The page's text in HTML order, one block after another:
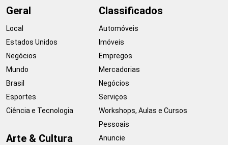
Geral
Local
Estados Unidos
Negócios
Mundo
Brasil
Esportes
Ciência e Tecnologia
Arte & Cultura
Classificados
Automóveis
Imóveis
Empregos
Mercadorias
Negócios
Serviços
Workshops, Aulas e Cursos
Pessoais
Anuncie